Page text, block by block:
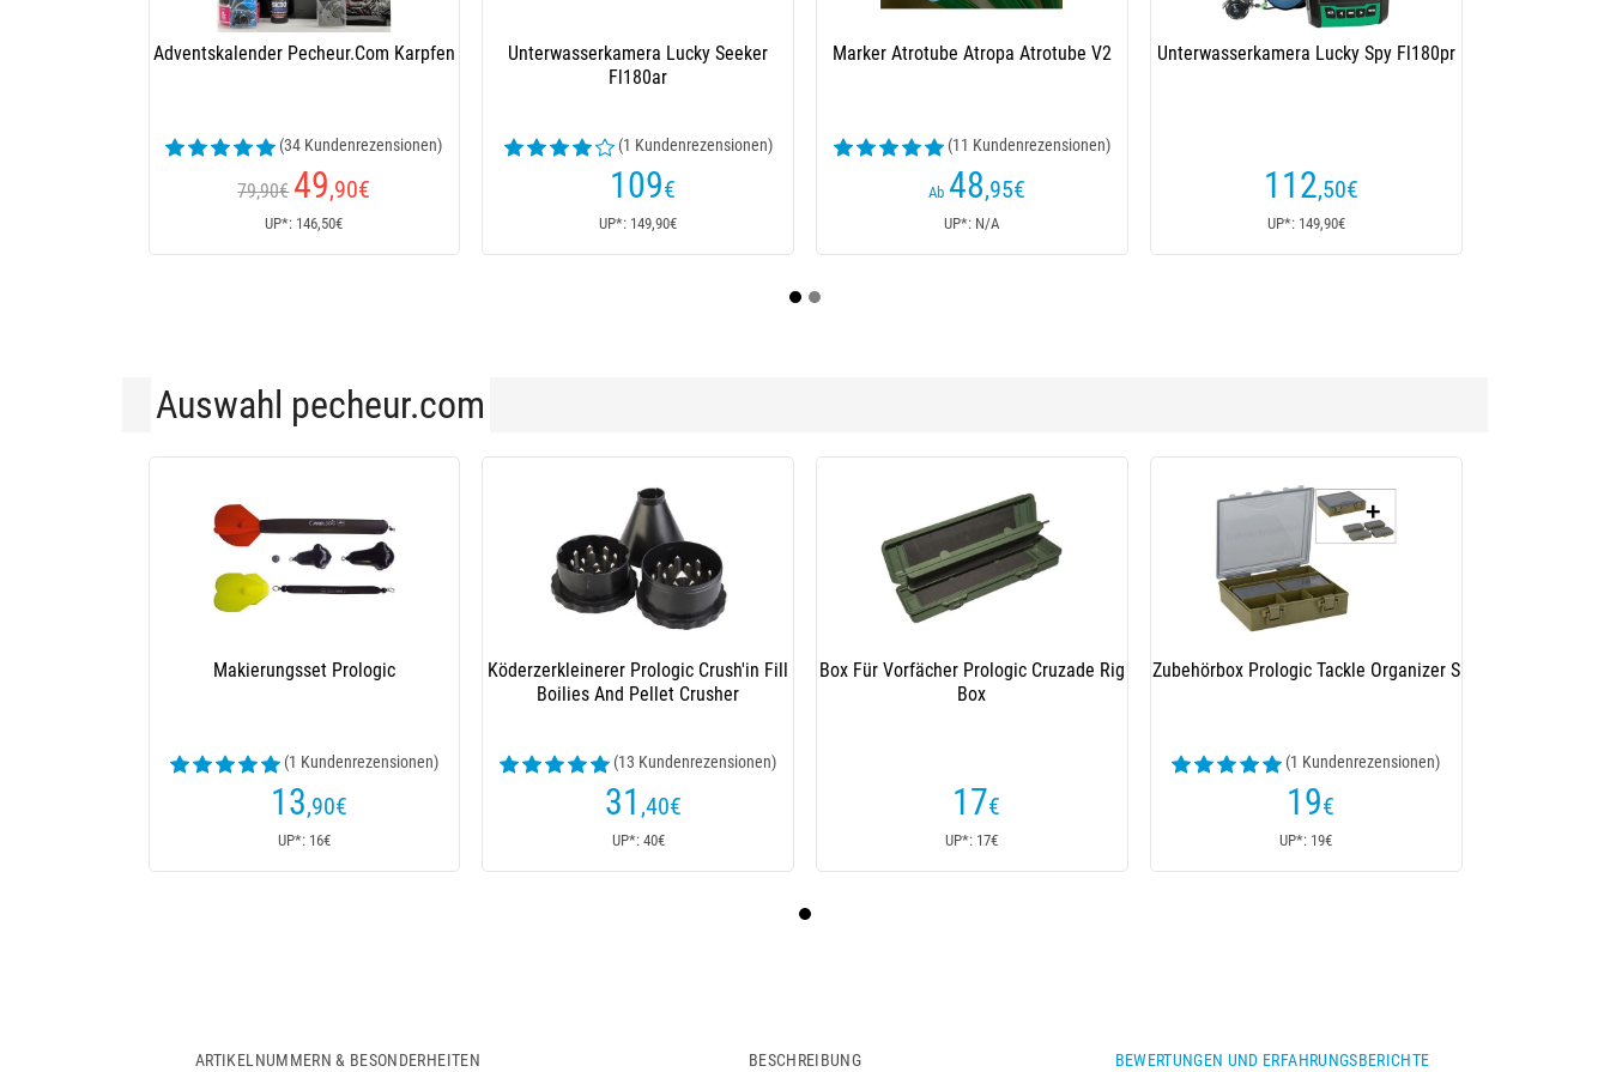
Echolot Lucky Orbit Ls-2W Dose Korda Tackle Box
(15 Kundenrezensionen)
Dose Korda Tackle Box Bundle Deal
Auswahl pecheur.com
Makierungsset Prologic
(1 Kundenrezensionen)
13,90€
UP*: 16€
Köderzerkleinerer Prologic Crush'in Fill
Boilies And Pellet Crusher
(13 Kundenrezensionen)
31 ,40€
UP*: 40€
Box Für Vorfächer Prologic Cruzade Rig
Box
17€
UP*: 17€
Zubehörbox Prologic Tackle Organizer S
(1 Kundenrezensionen)
19€
UP*: 19€
ARTIKELNUMMERN & BESONDERHEITEN BESCHREIBUNG BEWERTUNGEN UND ERFAHRUNGSBERICHTE